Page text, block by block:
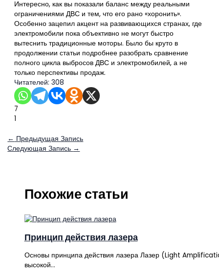
Интересно, как вы показали баланс между реальными
ограничениями ДВС и тем, что его рано «хоронить».
Особенно зацепил акцент на развивающихся странах, где
электромобили пока объективно не могут быстро
вытеснить традиционные моторы. Было бы круто в
продолжении статьи подробнее разобрать сравнение
полного цикла выбросов ДВС и электромобилей, а не
только перспективы продаж.
Читателей: 308
7
1
← Предыдущая Запись
Следующая Запись →
Похожие статьи
Принцип действия лазера
Основы принципа действия лазера Лазер (Light
высокой…